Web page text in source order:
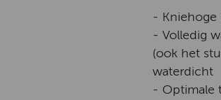
- Kniehoge
- Volledig
(ook het
waterdicht
- Optimale